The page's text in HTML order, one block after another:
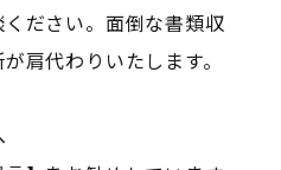
ださい。面倒な書類収
肩代わりいたします。